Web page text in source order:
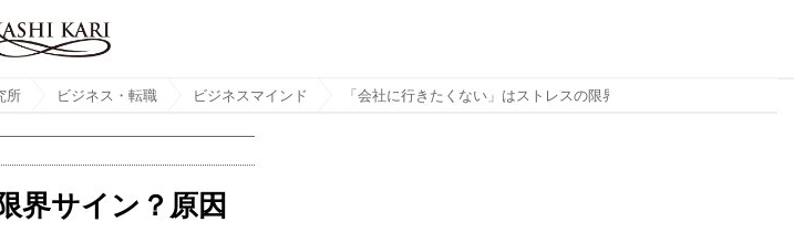
所 ビジネス・転職 ビジネスマインド
界サイン？原因